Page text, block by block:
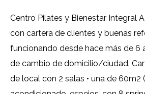
Centro Pilates y Bienestar Integral
con cartera de clientes y buenas
funcionando desde hace más de 6
de cambio de domicilio/ciudad.
de local con 2 salas • una de 60m2